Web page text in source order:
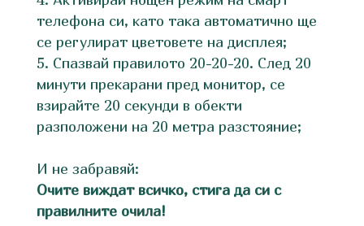
телефона си, като така автоматично ще
се регулират цветовете на дисплея;
Спазвай правилото 20-20-20. След 20
минути прекарани пред монитор, се
взирайте 20 секунди в обекти
разположени на 20 метра разстояние;
И не забравяй:
Очите виждат всичко, стига да си с
правилните очила!